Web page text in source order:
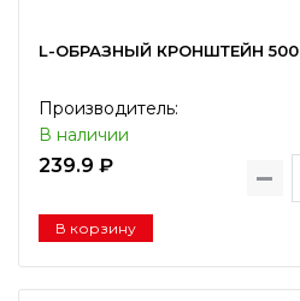
L-ОБРАЗНЫЙ КРОНШТЕЙН 500
Производитель:
В наличии
239.9 ₽
В корзину